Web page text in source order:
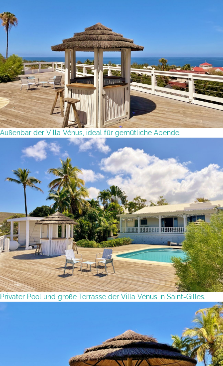
Außenbar der Villa Vénus, ideal für gemütliche Abende.
Privater Pool und große Terrasse der Villa Vénus in Saint-Gilles.